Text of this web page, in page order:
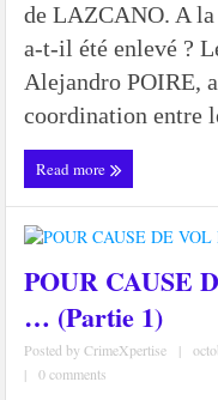
de LAZCANO. A
a-t-il été enlevé ?
Alejandro POIRE,
coordination entre
Read more
POUR CAUSE
… (Partie 1)
Posted byCrimeXpertise |
|
0 comments